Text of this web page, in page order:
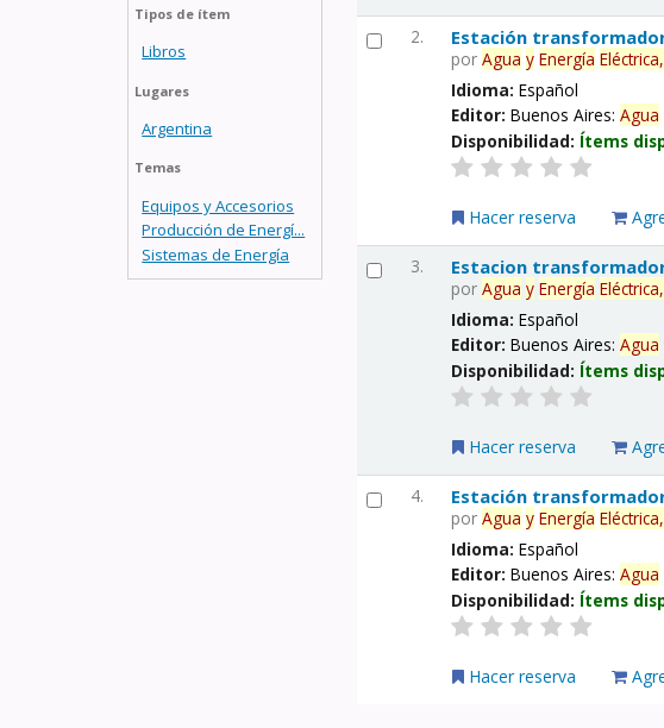
Tipos de ítem
Libros
Lugares
Argentina
Temas
Equipos y Accesorios
Producción de Energí...
Sistemas de Energía
2. Estación
porAgua y Energía Eléctrica,
Idioma:Español
Editor:Buenos Aires:Agua
Disponibilidad: Ítems
Hacer reserva
3. Estacion
porAgua y Energía Eléctrica,
Idioma:Español
Editor:Buenos Aires:Agua
Disponibilidad: Ítems
Hacer reserva
4. Estación
porAgua y Energía Eléctrica,
Idioma:Español
Editor:Buenos Aires:Agua
Disponibilidad: Ítems
Hacer reserva